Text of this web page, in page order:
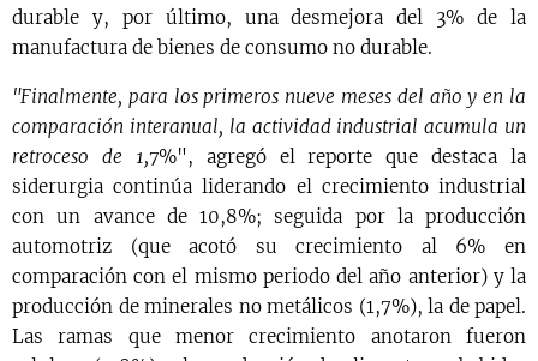
durable y, por último, una desmejora del 3% de la
manufactura de bienes de consumo no durable.
"Finalmente, para los primeros nueve meses del año y en la
comparación interanual, la actividad industrial acumula un
retroceso de 1,7%", agregó el reporte que destaca la
siderurgia continúa liderando el crecimiento industrial
con un avance de 10,8%; seguida por la producción
automotriz (que acotó su crecimiento al 6% en
comparación con el mismo periodo del año anterior) y la
producción de minerales no metálicos (1,7%), la de papel.
Las ramas que menor crecimiento anotaron fueron